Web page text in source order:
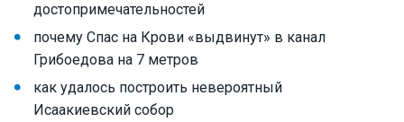
достопримечательностей
почему Спас на Крови «выдвинут» в канал
Грибоедова на 7 метров
как удалось построить невероятный
Исаакиевский собор